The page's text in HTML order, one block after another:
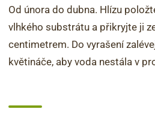
Od února do dubna. Hlízu
vlhkého substrátu a přikryjte ji
centimetrem. Do vyrašení
květináče, aby voda nestála v